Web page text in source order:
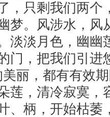
，只剩我们两个
梦。风涉水，风
淡淡月色，幽幽
门，把我们引进
丽，都有有效
莲，清冷寂寞，
、柄，开始枯萎